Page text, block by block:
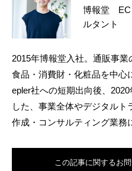
博報堂 EC
ルタント
2015年博報堂入社。通販事業
食品・消費財・化粧品を中心
epler社への短期出向後、
した、事業全体やデジタル
作成・コンサルティング業務
この記事に関するお